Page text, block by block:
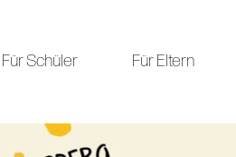
Für Schüler Für Eltern